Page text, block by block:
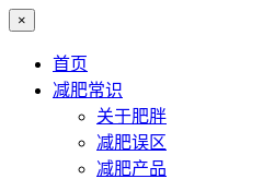
×
首页
减肥常识
关于肥胖
减肥误区
减肥产品